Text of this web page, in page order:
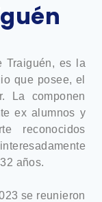
Traiguén, es la
que posee, el
La componen
ex alumnos y
reconocidos
años.
se reunieron